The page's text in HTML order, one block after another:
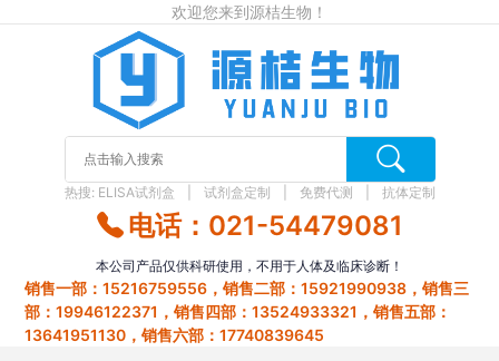
欢迎您来到源桔生物！
热搜: ELISA试剂盒 试剂盒定制 免费代测 抗体定制
电话：021-54479081
本公司产品仅供科研使用，不用于人体及临床诊断！
销售一部：15216759556，销售二部：15921990938，销售三
部：19946122371，销售四部：13524933321，销售五部：
13641951130，销售六部：17740839645